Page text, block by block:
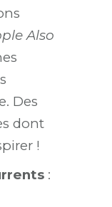
Also
Des
dont
!
: